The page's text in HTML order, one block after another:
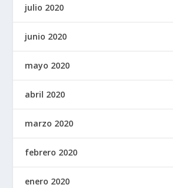
julio 2020
junio 2020
mayo 2020
abril 2020
marzo 2020
febrero 2020
enero 2020